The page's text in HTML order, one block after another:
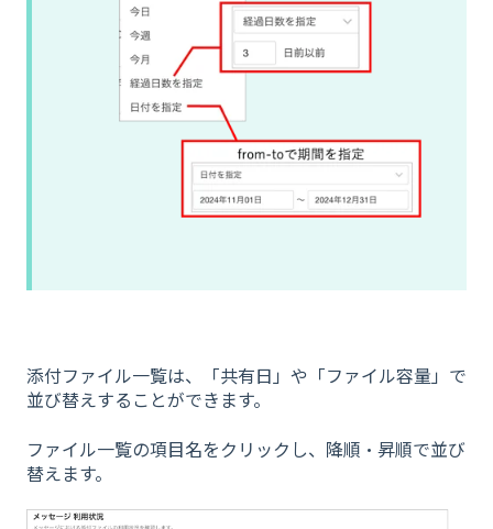
添付ファイル一覧は、「共有日」や「ファイル容量」で
並び替えすることができます。
ファイル一覧の項目名をクリックし、降順・昇順で並び
替えます。